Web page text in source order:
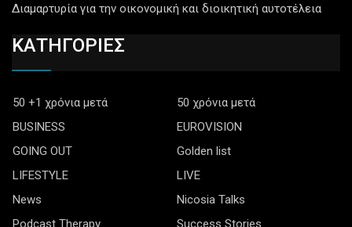
Διαμαρτυρία για την οικονομική και διοικητική αυτοτέλεια
ΚΑΤΗΓΟΡΙΕΣ
50 +1 χρόνια μετά
50 χρόνια μετά
BUSINESS
EUROVISION
GOING OUT
Golden list
LIFESTYLE
LIVE
News
Nicosia Talks
Podcast Therapy
Success Stories